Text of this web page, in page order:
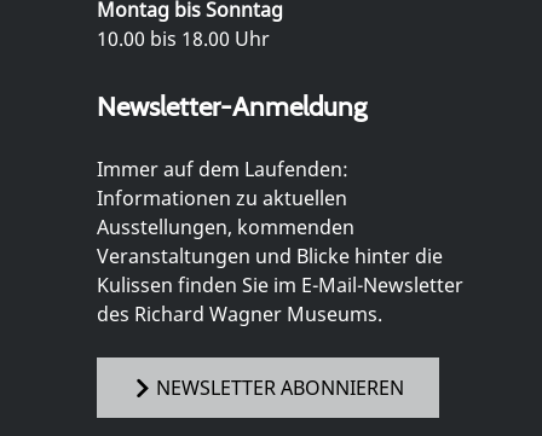
Montag bis Sonntag
10.00 bis 18.00 Uhr
Newsletter-Anmeldung
Immer auf dem Laufenden:
Informationen zu aktuellen
Ausstellungen, kommenden
Veranstaltungen und Blicke hinter die
Kulissen finden Sie im E-Mail-Newsletter
des Richard Wagner Museums.
NEWSLETTER ABONNIEREN